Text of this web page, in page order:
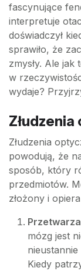
fascynujące
interpretuje
doświadczył
sprawiło, że
zmysły. Ale
w
wydaje?
Złudzenia
powodują, że
sposób, który
przedmiotów.
złożony i
mózg jest
Kiedy